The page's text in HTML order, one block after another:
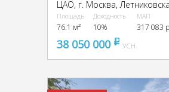
Площадь
76.1 м²
Доходность
10%
МАП
317 083
38 050 000 pуб
УСН